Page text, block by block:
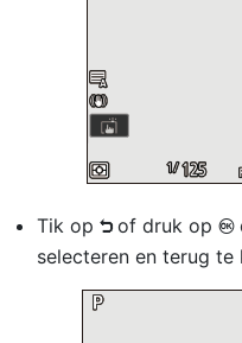
Tik op Z of druk op J
selecteren en terug te